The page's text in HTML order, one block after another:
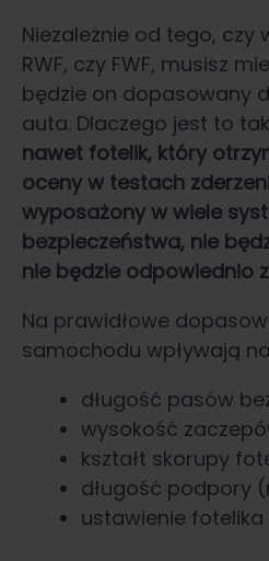
Niezależnie od tego, czy
RWF, czy FWF, musisz
będzie on dopasowany
auta. Dlaczego jest to
nawet fotelik, który
oceny w testach
wyposażony w wiele
bezpieczeństwa, nie
nie będzie odpowiednio
Na prawidłowe
samochodu wpływają
długość pasów
wysokość
kształt skorupy
długość podpory
ustawienie fotelika